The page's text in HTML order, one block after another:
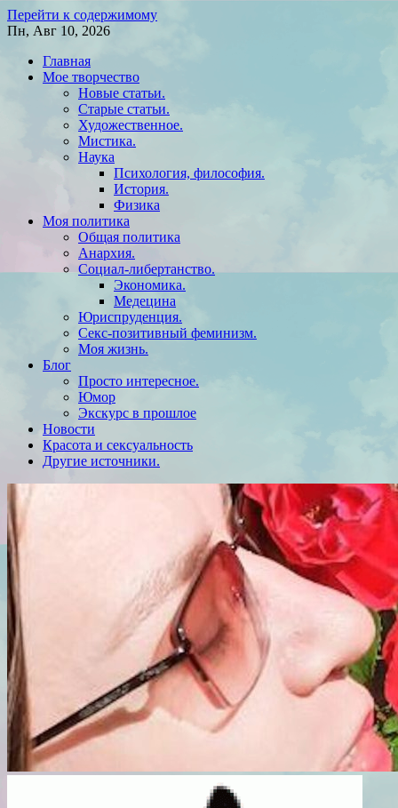
Перейти к содержимому
Пн, Авг 10, 2026
Главная
Мое творчество
Новые статьи.
Старые статьи.
Художественное.
Мистика.
Наука
Психология, философия.
История.
Физика
Моя политика
Общая политика
Анархия.
Социал-либертанство.
Экономика.
Медецина
Юриспруденция.
Секс-позитивный феминизм.
Моя жизнь.
Блог
Просто интересное.
Юмор
Экскурс в прошлое
Новости
Красота и сексуальность
Другие источники.